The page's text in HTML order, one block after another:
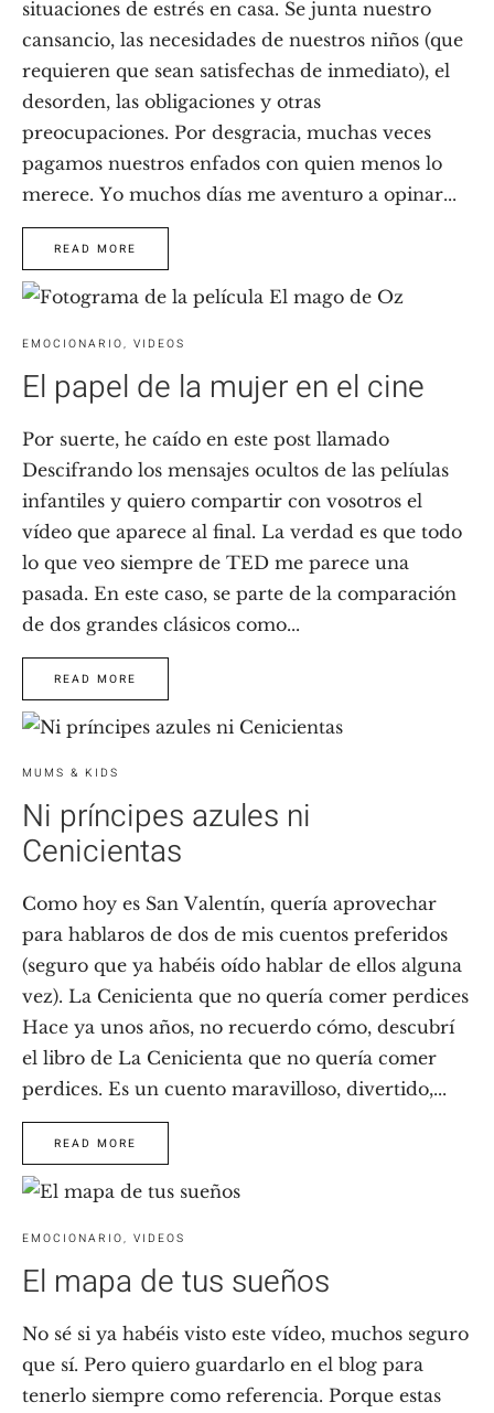
situaciones de estrés en casa. Se junta nuestro
cansancio, las necesidades de nuestros niños (que
requieren que sean satisfechas de inmediato), el
desorden, las obligaciones y otras
preocupaciones. Por desgracia, muchas veces
pagamos nuestros enfados con quien menos lo
merece. Yo muchos días me aventuro a opinar...
READ MORE
EMOCIONARIO, VIDEOS
El papel de la mujer en el cine
Por suerte, he caído en este post llamado
Descifrando los mensajes ocultos de las pelíulas
infantiles y quiero compartir con vosotros el
vídeo que aparece al final. La verdad es que todo
lo que veo siempre de TED me parece una
pasada. En este caso, se parte de la comparación
de dos grandes clásicos como...
READ MORE
MUMS & KIDS
Ni príncipes azules ni
Cenicientas
Como hoy es San Valentín, quería aprovechar
para hablaros de dos de mis cuentos preferidos
(seguro que ya habéis oído hablar de ellos alguna
vez). La Cenicienta que no quería comer perdices
Hace ya unos años, no recuerdo cómo, descubrí
el libro de La Cenicienta que no quería comer
perdices. Es un cuento maravilloso, divertido,...
READ MORE
EMOCIONARIO, VIDEOS
El mapa de tus sueños
No sé si ya habéis visto este vídeo, muchos seguro
que sí. Pero quiero guardarlo en el blog para
tenerlo siempre como referencia. Porque estas